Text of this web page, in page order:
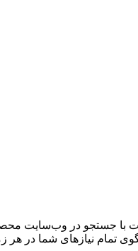
با جستجو در وب‌سایت
تمام نیازهای شما در